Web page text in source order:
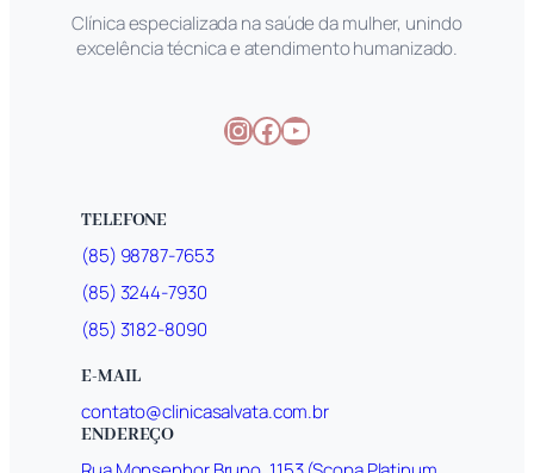
Clínica especializada na saúde da mulher, unindo
excelência técnica e atendimento humanizado.
InstagramFacebook Youtube
TELEFONE
(85) 98787-7653
(85) 3244-7930
(85) 3182-8090
E-MAIL
contato@clinicasalvata.com.br
ENDEREÇO